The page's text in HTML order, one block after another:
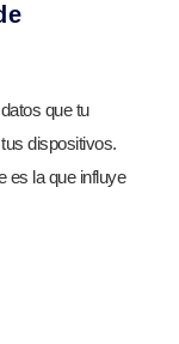
que tu
dispositivos.
es la que influye